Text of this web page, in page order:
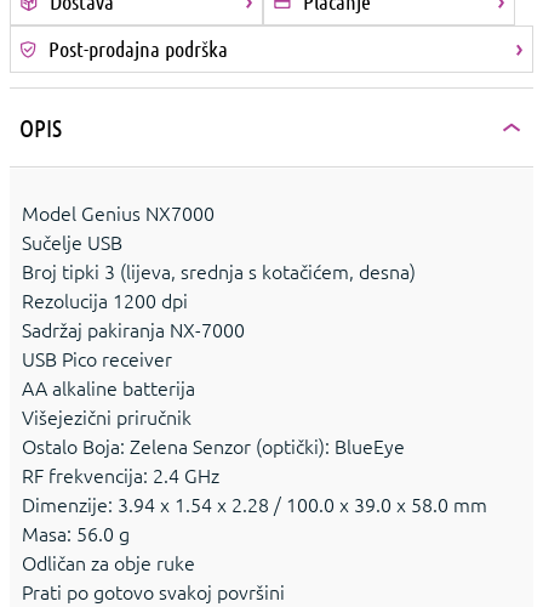
Post-prodajna podrška
OPIS
Model Genius NX7000
Sučelje USB
Broj tipki 3 (lijeva, srednja s kotačićem, desna)
Rezolucija 1200 dpi
Sadržaj pakiranja NX-7000
USB Pico receiver
AA alkaline batterija
Višejezični priručnik
Ostalo Boja: Zelena Senzor (optički): BlueEye
RF frekvencija: 2.4 GHz
Dimenzije: 3.94 x 1.54 x 2.28 / 100.0 x 39.0 x 58.0 mm
Masa: 56.0 g
Odličan za obje ruke
Prati po gotovo svakoj površini